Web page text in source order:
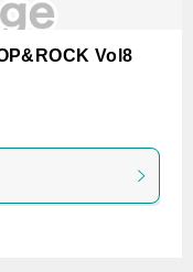
Vol8